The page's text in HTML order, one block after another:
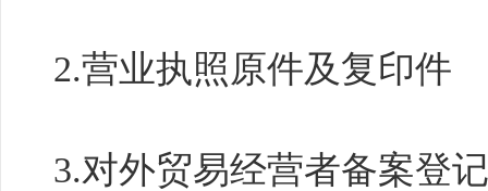
2.营业执照原件及复印件
3.对外贸易经营者备案登